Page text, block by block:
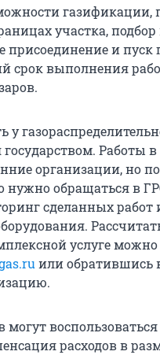
газификации,
участка,
присоединение и пуск
срок выполнения
у
государством. Работы
организации, но
нужно обращаться в
сделанных работ
услуге
или обратившись
могут
расходов в